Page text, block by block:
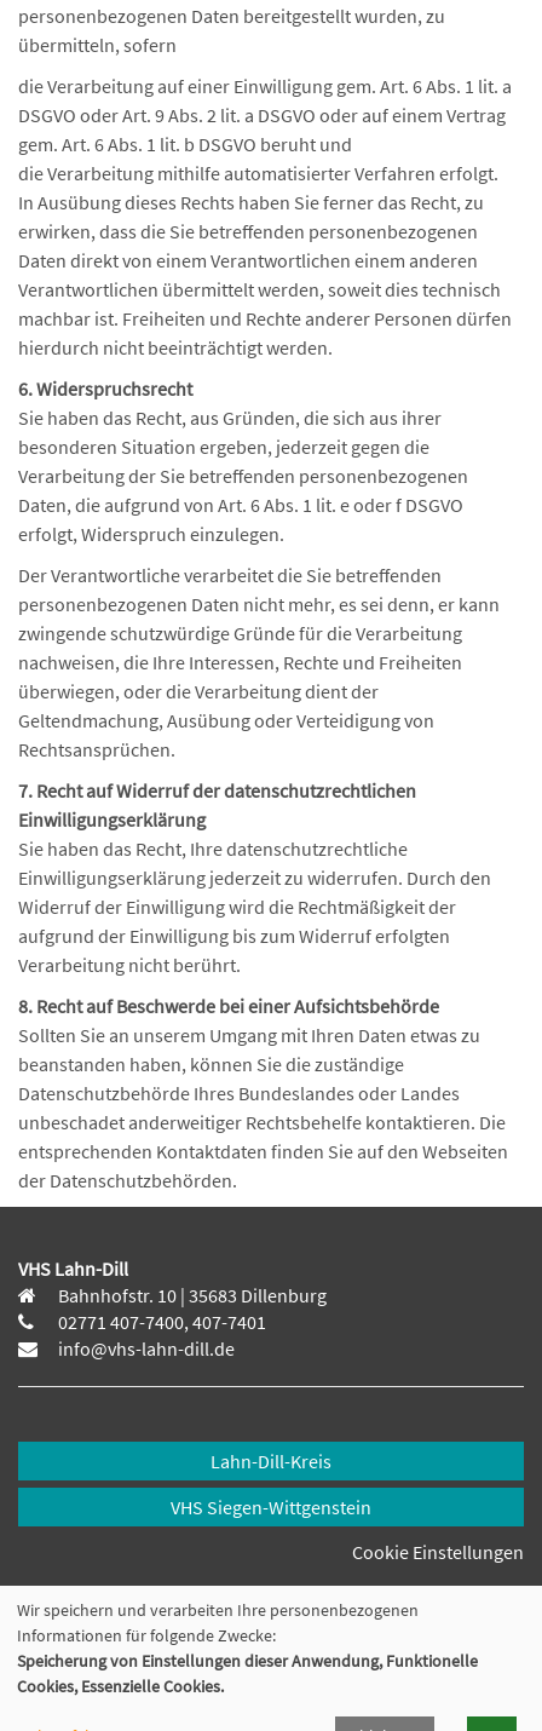
personenbezogenen Daten bereitgestellt wurden, zu
übermitteln, sofern
die Verarbeitung auf einer Einwilligung gem. Art. 6 Abs. 1 lit. a
DSGVO oder Art. 9 Abs. 2 lit. a DSGVO oder auf einem Vertrag
gem. Art. 6 Abs. 1 lit. b DSGVO beruht und
die Verarbeitung mithilfe automatisierter Verfahren erfolgt.
In Ausübung dieses Rechts haben Sie ferner das Recht, zu
erwirken, dass die Sie betreffenden personenbezogenen
Daten direkt von einem Verantwortlichen einem anderen
Verantwortlichen übermittelt werden, soweit dies technisch
machbar ist. Freiheiten und Rechte anderer Personen dürfen
hierdurch nicht beeinträchtigt werden.
6. Widerspruchsrecht
Sie haben das Recht, aus Gründen, die sich aus ihrer
besonderen Situation ergeben, jederzeit gegen die
Verarbeitung der Sie betreffenden personenbezogenen
Daten, die aufgrund von Art. 6 Abs. 1 lit. e oder f DSGVO
erfolgt, Widerspruch einzulegen.
Der Verantwortliche verarbeitet die Sie betreffenden
personenbezogenen Daten nicht mehr, es sei denn, er kann
zwingende schutzwürdige Gründe für die Verarbeitung
nachweisen, die Ihre Interessen, Rechte und Freiheiten
überwiegen, oder die Verarbeitung dient der
Geltendmachung, Ausübung oder Verteidigung von
Rechtsansprüchen.
7. Recht auf Widerruf der datenschutzrechtlichen
Einwilligungserklärung
Sie haben das Recht, Ihre datenschutzrechtliche
Einwilligungserklärung jederzeit zu widerrufen. Durch den
Widerruf der Einwilligung wird die Rechtmäßigkeit der
aufgrund der Einwilligung bis zum Widerruf erfolgten
Verarbeitung nicht berührt.
8. Recht auf Beschwerde bei einer Aufsichtsbehörde
Sollten Sie an unserem Umgang mit Ihren Daten etwas zu
beanstanden haben, können Sie die zuständige
Datenschutzbehörde Ihres Bundeslandes oder Landes
unbeschadet anderweitiger Rechtsbehelfe kontaktieren. Die
entsprechenden Kontaktdaten finden Sie auf den Webseiten
der Datenschutzbehörden.
VHS Lahn-Dill
Bahnhofstr. 10 | 35683 Dillenburg
02771 407-7400, 407-7401
info@vhs-lahn-dill.de
Lahn-Dill-Kreis
VHS Siegen-Wittgenstein
Cookie Einstellungen
Wir speichern und verarbeiten Ihre personenbezogenen
Informationen für folgende Zwecke:
Speicherung von Einstellungen dieser Anwendung, Funktionelle
Cookies, Essenzielle Cookies.